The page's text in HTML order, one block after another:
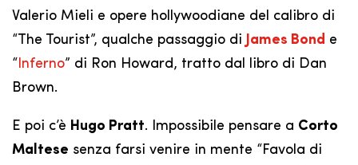
Valerio Mieli e opere hollywoodiane del calibro di
“The Tourist”, qualche passaggio di James Bond e
“Inferno” di Ron Howard, tratto dal libro di Dan
Brown.
E poi c’è Hugo Pratt. Impossibile pensare a Corto
Maltese senza farsi venire in mente “Favola di